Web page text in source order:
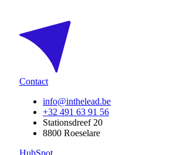
Contact
info@inthelead.be
+32 491 63 91 56
Stationsdreef 20
8800 Roeselare
HubSpot